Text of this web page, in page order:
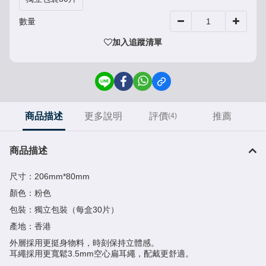
數量
加入追蹤清單
商品描述 更多說明 評價(4) 推薦
商品描述
尺寸：206mm*80mm
顏色：粉色
包裝：獨立包裝（每盒30片）
產地：香港
外層採用更挺身物料，時刻保持立體感。
耳繩採用更寬鬆3.5mm空心扁耳繩，配戴更舒適。